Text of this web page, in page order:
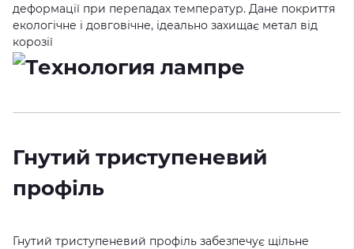
деформації при перепадах температур. Дане покриття
екологічне і довговічне, ідеально захищає метал від
корозії
Гнутий триступеневий
профіль
Гнутий триступеневий профіль забезпечує щільне